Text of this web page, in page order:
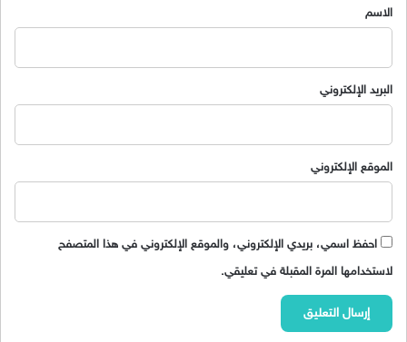
*
الاسم
البريد الإلكتروني
الموقع الإلكتروني
احفظ اسمي، بريدي الإلكتروني، والموقع الإلكتروني في هذا المتصفح
لاستخدامها المرة المقبلة في تعليقي.